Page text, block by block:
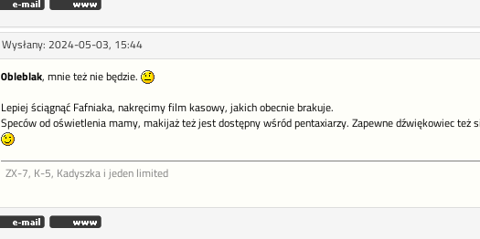
Wysłany: 2024-05-03, 15:44
0bleblak, mnie też nie będzie.
Lepiej ściągnąć Fafniaka, nakręcimy film kasowy, jakich obecnie brakuje.
Speców od oświetlenia mamy, makijaż też jest dostępny wśród pentaxiarzy. Zapewne dźwiękowiec też
ZX-7, K-5, Kadyszka i jeden limited